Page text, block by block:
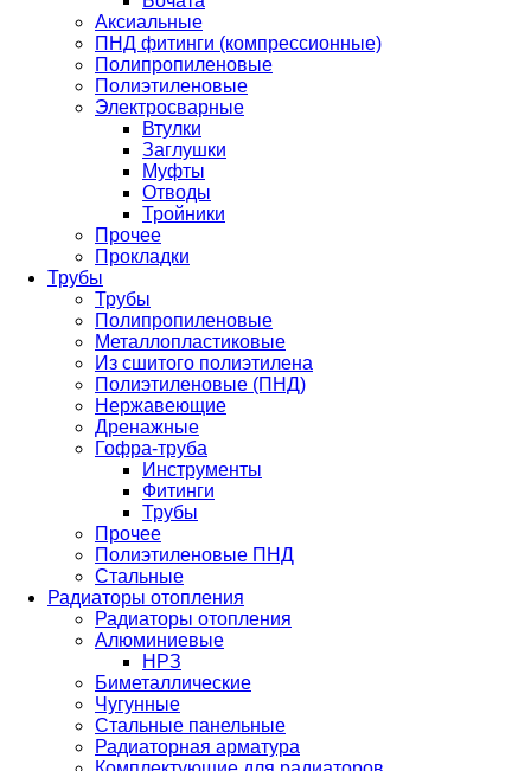
Аксиальные
ПНД фитинги (компрессионные)
Полипропиленовые
Полиэтиленовые
Электросварные
Втулки
Заглушки
Муфты
Отводы
Тройники
Прочее
Прокладки
Трубы
Трубы
Полипропиленовые
Металлопластиковые
Из сшитого полиэтилена
Полиэтиленовые (ПНД)
Нержавеющие
Дренажные
Гофра-труба
Инструменты
Фитинги
Трубы
Прочее
Полиэтиленовые ПНД
Стальные
Радиаторы отопления
Радиаторы отопления
Алюминиевые
НРЗ
Биметаллические
Чугунные
Стальные панельные
Радиаторная арматура